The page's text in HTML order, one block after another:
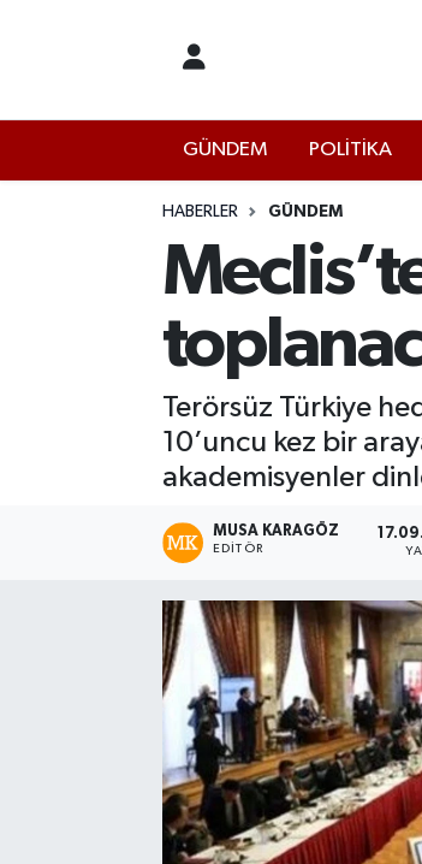
GÜNDEM POLİTİKA
HABERLER GÜNDEM
Terörsüz Türkiye
10’uncu kez bir
akademisyenler
MUSA KARAGÖZ
EDITÖR
İstanbul Hava Durumu
İstanbul Namaz Vakitleri
İstanbul Trafik Yoğunluk Haritası
Süper Lig Puan Durumu ve Fikstür
Tüm Manşetler
Haber Arşivi